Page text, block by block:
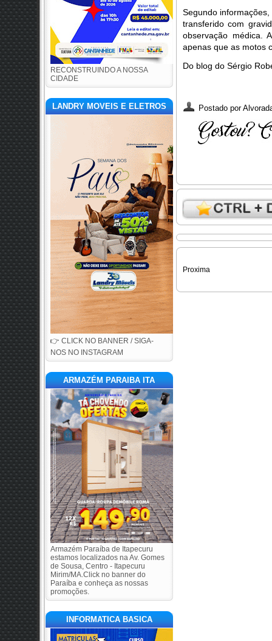
RECONSTRUINDO A NOSSA
CIDADE
LANDRY MOVEIS E ELETROS
👉 CLICK NO BANNER / SIGA-
NOS NO INSTAGRAM
ARMAZÉM PARAIBA ITA
Armazém Paraíba de Itapecuru
estamos localizados na Av. Gomes
de Sousa, Centro - Itapecuru
Mirim/MA.Click no banner do
Paraíba e conheça as nossas
promoções.
INFORMATICA BASICA
Segundo
transferido com
observação médica.
apenas que as motos
Do blog do Sérgio
Postado por
Proxima